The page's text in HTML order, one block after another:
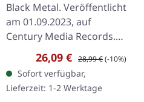
Black Metal. Veröffentlicht
am 01.09.2023, auf
Century Media Records.
Goldfarbenes Vinyl,
limitiert auf 500 Stück im
Gatefold-Cover. SCR-
und…
Verkaufspreis:
26,09 € Regulärer Preis:
28,99 €(-10%)
Sofort verfügbar,
Lieferzeit: 1-2 Werktage